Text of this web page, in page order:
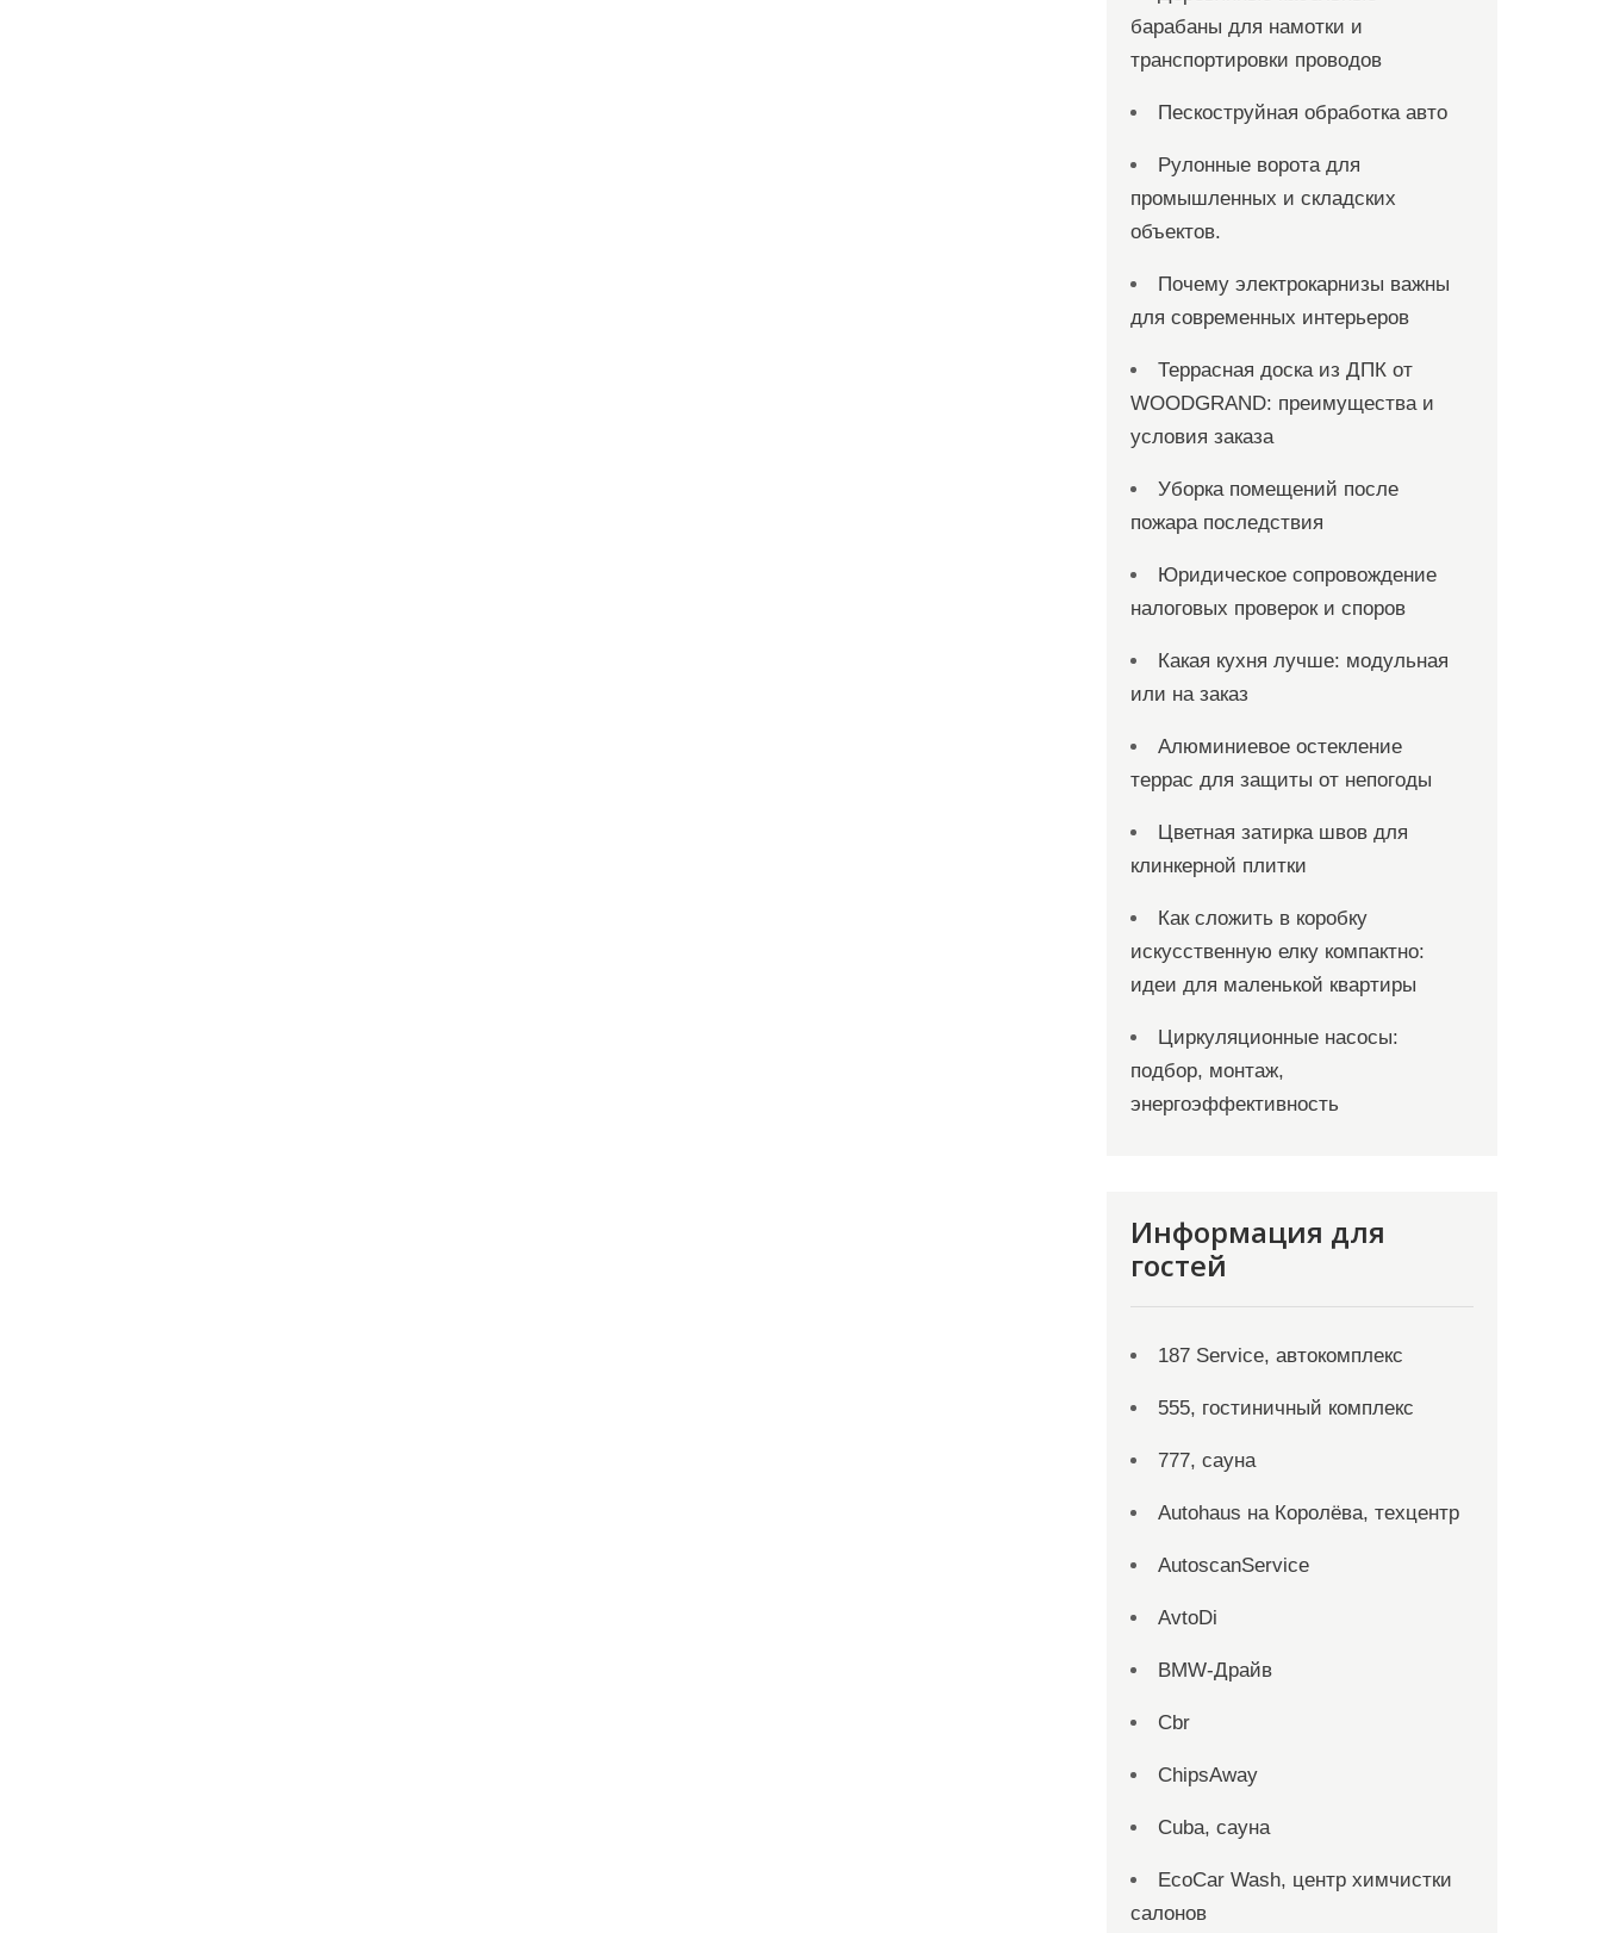
барабаны для намотки и
транспортировки проводов
Пескоструйная обработка авто
Рулонные ворота для
промышленных и складских
объектов.
Почему электрокарнизы важны
для современных интерьеров
Террасная доска из ДПК от
WOODGRAND: преимущества и
условия заказа
Уборка помещений после
пожара последствия
Юридическое сопровождение
налоговых проверок и споров
Какая кухня лучше: модульная
или на заказ
Алюминиевое остекление
террас для защиты от непогоды
Цветная затирка швов для
клинкерной плитки
Как сложить в коробку
искусственную елку компактно:
идеи для маленькой квартиры
Циркуляционные насосы:
подбор, монтаж,
энергоэффективность
Информация для
гостей
187 Service, автокомплекс
555, гостиничный комплекс
777, сауна
Autohaus на Королёва, техцентр
AutoscanService
AvtoDi
BMW-Драйв
Cbr
ChipsAway
Cuba, сауна
EcoCar Wash, центр химчистки
салонов